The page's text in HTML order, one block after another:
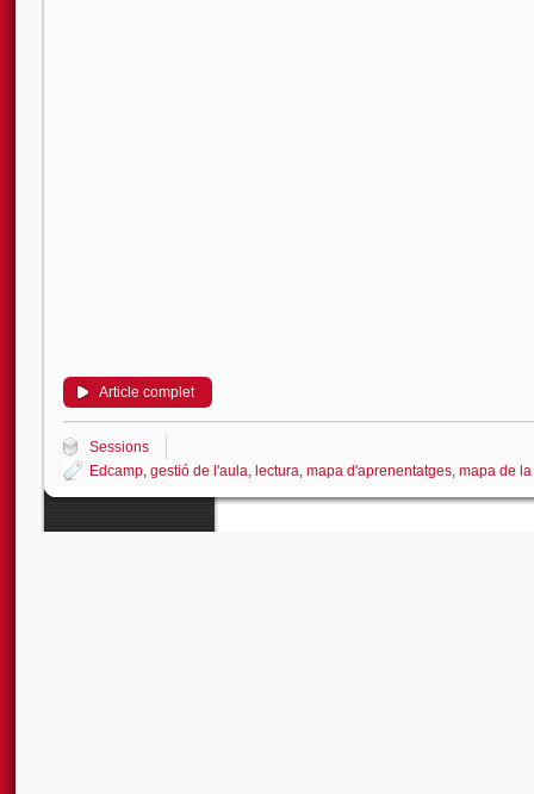
Article complet
Sessions
Edcamp, gestió de l'aula, lectura, mapa d'aprenentatges, mapa de